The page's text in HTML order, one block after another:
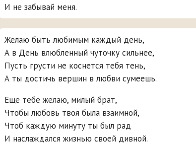
И не забывай меня.
Желаю быть любимым каждый день,
А в День влюбленный чуточку сильнее,
Пусть грусти не коснется тебя тень,
А ты достичь вершин в любви сумеешь.
Еще тебе желаю, милый брат,
Чтобы любовь твоя была взаимной,
Чтоб каждую минуту ты был рад
И наслаждался жизнью своей дивной.